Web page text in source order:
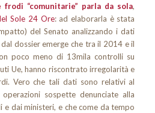
frodi “comunitarie” parla da sola,
Sole 24 Ore: ad elaborarla è stata
del Senato analizzando i dati
dossier emerge che tra il 2014 e il
poco meno di 13mila controlli su
Ue, hanno riscontrato irregolarità e
Vero che tali dati sono relativi al
sospette denunciate alla
e dai ministeri, e che come da tempo